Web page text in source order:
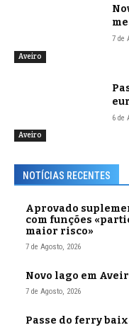
Aveiro
7 de
Aveiro
6 de
NOTÍCIAS RECENTES
Aprovado
com funções
maior risco»
7 de Agosto, 2026
Novo lago em
7 de Agosto, 2026
Passe do ferry